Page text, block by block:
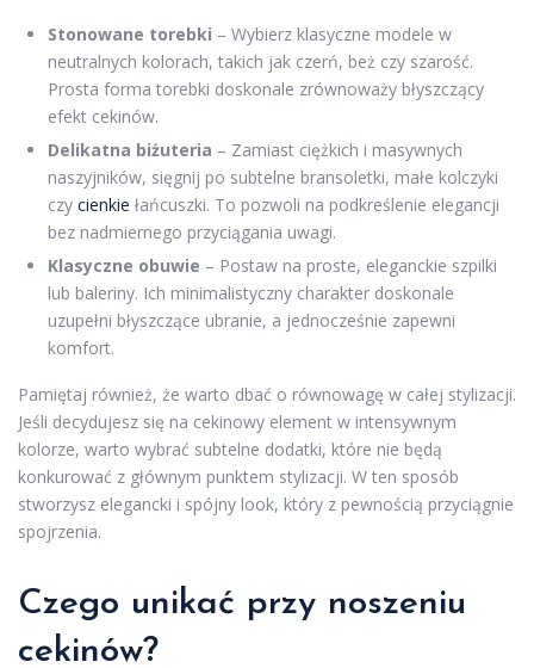
Stonowane torebki – Wybierz klasyczne modele w
neutralnych kolorach, takich jak czerń, beż czy szarość.
Prosta forma torebki doskonale zrównoważy błyszczący
efekt cekinów.
Delikatna biżuteria – Zamiast ciężkich i masywnych
naszyjników, sięgnij po subtelne bransoletki, małe kolczyki
czy cienkie łańcuszki. To pozwoli na podkreślenie elegancji
bez nadmiernego przyciągania uwagi.
Klasyczne obuwie – Postaw na proste, eleganckie szpilki
lub baleriny. Ich minimalistyczny charakter doskonale
uzupełni błyszczące ubranie, a jednocześnie zapewni
komfort.
Pamiętaj również, że warto dbać o równowagę w całej stylizacji.
Jeśli decydujesz się na cekinowy element w intensywnym
kolorze, warto wybrać subtelne dodatki, które nie będą
konkurować z głównym punktem stylizacji. W ten sposób
stworzysz elegancki i spójny look, który z pewnością przyciągnie
spojrzenia.
Czego unikać przy noszeniu
cekinów?